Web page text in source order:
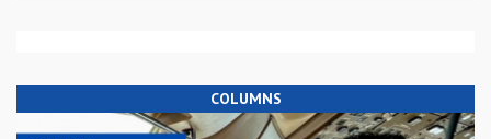
COLUMNS